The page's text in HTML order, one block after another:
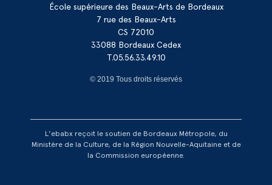
École supérieure des Beaux-Arts de Bordeaux
7 rue des Beaux-Arts
CS 72010
33088 Bordeaux Cedex
T.05.56.33.49.10
© 2019 Tous droits réservés
L'ebabx reçoit le soutien de Bordeaux Métropole, du
Ministère de la Culture, de la Région Nouvelle-Aquitaine et de
la Commission européenne.